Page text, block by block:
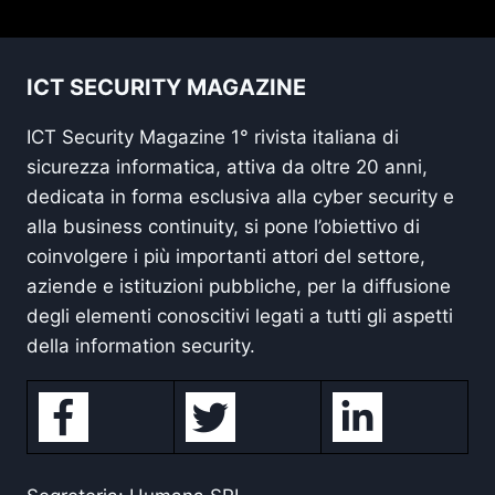
ICT SECURITY MAGAZINE
ICT Security Magazine 1° rivista italiana di
sicurezza informatica, attiva da oltre 20 anni,
dedicata in forma esclusiva alla cyber security e
alla business continuity, si pone l’obiettivo di
coinvolgere i più importanti attori del settore,
aziende e istituzioni pubbliche, per la diffusione
degli elementi conoscitivi legati a tutti gli aspetti
della information security.